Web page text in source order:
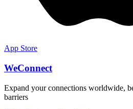
App Store
WeConnect
Expand your connections worldwide,
barriers